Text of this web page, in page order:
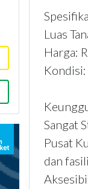
Luas
Harga:
Sangat
Pusat
dan